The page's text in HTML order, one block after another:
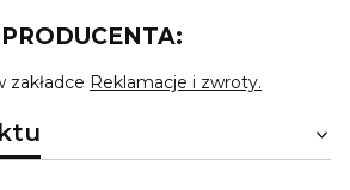
zakładce Reklamacje i zwroty.